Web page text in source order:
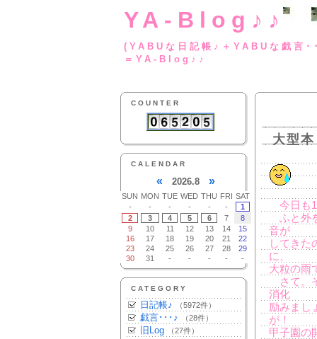
YA-Blog♪♪
(YABUな日記帳♪
＝YA-Blog♪♪
COUNTER
CALENDAR
« 2026.8 »
SUN MON TUE WED THU FRI SAT
-
- - - - -
1
2
3 4 5 6 7
8
9
10 11 12 13 14
15
16
17 18 19 20 21
22
23
24 25 26 27 28
29
30
31 - - - - -
CATEGORY
日記帳♪ （5972件）
戯言･･･♪ （28件）
旧Log （27件）
大型本
今日も
ふと外
音が
してきた
に、
大粒の雨
さて。
消化
励みまし
が！
甲子園の